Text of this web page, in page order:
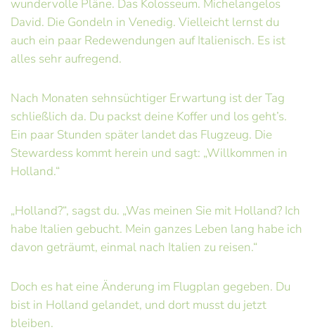
wundervolle Pläne. Das Kolosseum. Michelangelos
David. Die Gondeln in Venedig. Vielleicht lernst du
auch ein paar Redewendungen auf Italienisch. Es ist
alles sehr aufregend.
Nach Monaten sehnsüchtiger Erwartung ist der Tag
schließlich da. Du packst deine Koffer und los geht’s.
Ein paar Stunden später landet das Flugzeug. Die
Stewardess kommt herein und sagt: „Willkommen in
Holland.“
„Holland?“, sagst du. „Was meinen Sie mit Holland? Ich
habe Italien gebucht. Mein ganzes Leben lang habe ich
davon geträumt, einmal nach Italien zu reisen.“
Doch es hat eine Änderung im Flugplan gegeben. Du
bist in Holland gelandet, und dort musst du jetzt
bleiben.